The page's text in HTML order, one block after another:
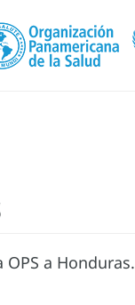
a Honduras.